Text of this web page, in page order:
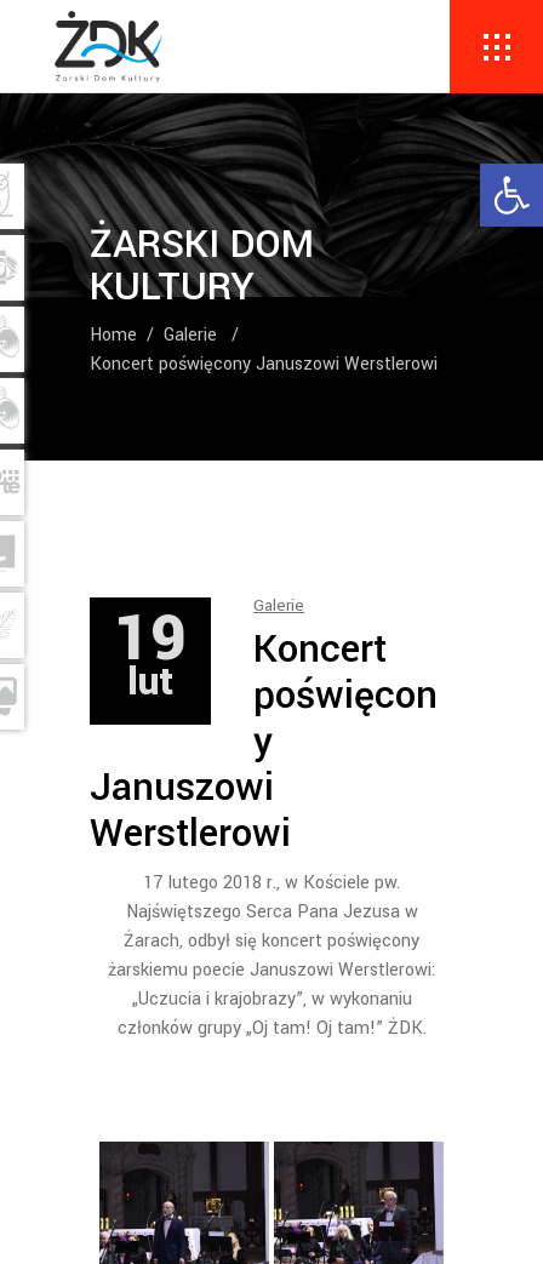
ŻARSKI DOM
KULTURY
Home / Galerie
/
Koncert poświęcony Januszowi Werstlerowi
19
lut
Galerie
Koncert
poświęcon
y
Januszowi
Werstlerowi
17 lutego 2018 r., w Kościele pw.
Najświętszego Serca Pana Jezusa w
Żarach, odbył się koncert poświęcony
żarskiemu poecie Januszowi Werstlerowi:
„Uczucia i krajobrazy”, w wykonaniu
członków grupy „Oj tam! Oj tam!” ŻDK.